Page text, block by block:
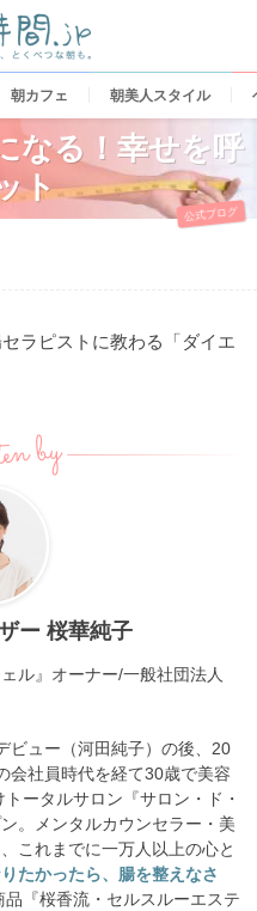
朝カフェ 朝美人スタイル
なる！幸せを呼
ト
公式ブログ
ラピストに教わる「ダイエ
by
ー 桜華純子
ル』オーナー/一般社団法人
ビュー（河田純子）の後、20
会社員時代を経て30歳で美容
ータルサロン『サロン・ド・
。メンタルカウンセラー・美
これまでに一万人以上の心と
りたかったら、腸を整えなさ
『桜香流・セルスルーエステ